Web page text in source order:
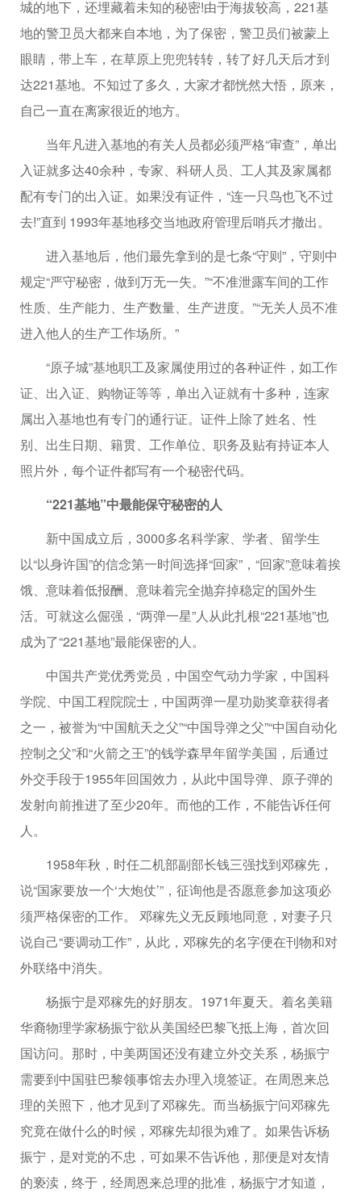
城的地下，还埋藏着未知的秘密!由于海拔较高，221基
地的警卫员大都来自本地，为了保密，警卫员们被蒙上
眼睛，带上车，在草原上兜兜转转，转了好几天后才到
达221基地。不知过了多久，大家才都恍然大悟，原来，
自己一直在离家很近的地方。
当年凡进入基地的有关人员都必须严格“审查”，单出
入证就多达40余种，专家、科研人员、工人其及家属都
配有专门的出入证。如果没有证件，“连一只鸟也飞不过
去!”直到 1993年基地移交当地政府管理后哨兵才撤出。
进入基地后，他们最先拿到的是七条“守则”，守则中
规定“严守秘密，做到万无一失。”“不准泄露车间的工作
性质、生产能力、生产数量、生产进度。”“无关人员不准
进入他人的生产工作场所。”
“原子城”基地职工及家属使用过的各种证件，如工作
证、出入证、购物证等等，单出入证就有十多种，连家
属出入基地也有专门的通行证。证件上除了姓名、性
别、出生日期、籍贯、工作单位、职务及贴有持证本人
照片外，每个证件都写有一个秘密代码。
“221基地”中最能保守秘密的人
新中国成立后，3000多名科学家、学者、留学生
以“以身许国”的信念第一时间选择“回家”，“回家”意味着挨
饿、意味着低报酬、意味着完全抛弃掉稳定的国外生
活。可就这么倔强，“两弹一星”人从此扎根“221基地”也
成为了“221基地”最能保密的人。
中国共产党优秀党员，中国空气动力学家，中国科
学院、中国工程院院士，中国两弹一星功勋奖章获得者
之一，被誉为“中国航天之父”“中国导弹之父”“中国自动化
控制之父”和“火箭之王”的钱学森早年留学美国，后通过
外交手段于1955年回国效力，从此中国导弹、原子弹的
发射向前推进了至少20年。而他的工作，不能告诉任何
人。
1958年秋，时任二机部副部长钱三强找到邓稼先，
说“国家要放一个‘大炮仗’”，征询他是否愿意参加这项必
须严格保密的工作。 邓稼先义无反顾地同意，对妻子只
说自己“要调动工作”，从此，邓稼先的名字便在刊物和对
外联络中消失。
杨振宁是邓稼先的好朋友。1971年夏天。着名美籍
华裔物理学家杨振宁欲从美国经巴黎飞抵上海，首次回
国访问。那时，中美两国还没有建立外交关系，杨振宁
需要到中国驻巴黎领事馆去办理入境签证。在周恩来总
理的关照下，他才见到了邓稼先。而当杨振宁问邓稼先
究竟在做什么的时候，邓稼先却很为难了。如果告诉杨
振宁，是对党的不忠，可如果不告诉他，那便是对友情
的亵渎，终于，经周恩来总理的批准，杨振宁才知道，